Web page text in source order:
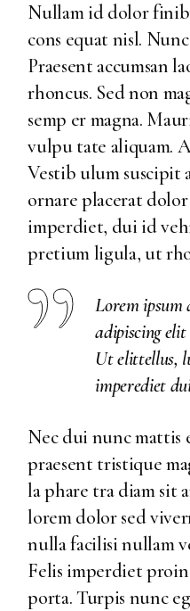
Nullam id dolor
cons equat nisl.
Praesent accumsan
rhoncus. Sed non
semp er magna.
vulpu tate aliquam.
Vestib ulum suscipit
ornare placerat
imperdiet, dui id
pretium ligula, ut
Lorem
adipiscing elit
Ut elittellus,
imperediet
Nec dui nunc
praesent tristique
la phare tra diam sit
lorem dolor sed
nulla facilisi nullam
Felis imperdiet
porta. Turpis nunc